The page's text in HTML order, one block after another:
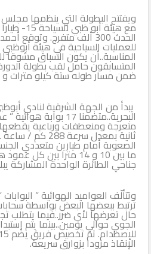
الثاني
ويفتتح البطولة التي ينظمها مجلس
مع هيئة
الحدث 300 ألف متفرج. وتوقع
للعمليات السياحية في هيئة
المناسبة..أن يكون السباق مشوقا
المتسابقون حامل لقب بطولة
ضمن مسار طوله ستة كيلو مترات و /800 /
يبدأ من الجهة الشرقية لنادي
البحرية..متضمنا 17
ثانية بمعدل سرعة
الصعوبة أمام طيارين متعددي
ما بين 10 و 14 مترا بين
جناحي الطائرة الواحدة المشاركة
وتتألّف العواميد الهوائية ”
ترتبط ببعضها البعض بواسطة
حال تعرضها لأي ضرر..فيما يتطلب
الجوي حوالي يومين..بينما يتم
الإنقاذ مزودا بزوارق سريعة.